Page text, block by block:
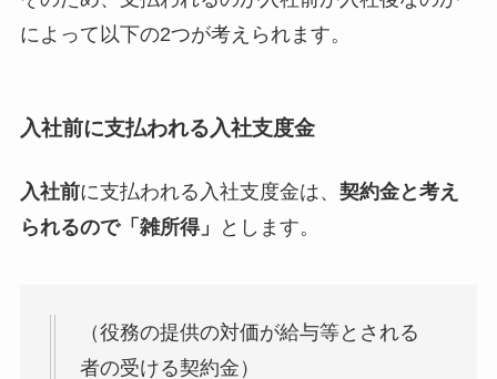
によって以下の2つが考えられます。
入社前に支払われる入社支度金
入社前に支払われる入社支度金は、 契約金と考え
られるので「雑所得」
とします。
（役務の提供の対価が給与等とされる
者の受ける契約金）